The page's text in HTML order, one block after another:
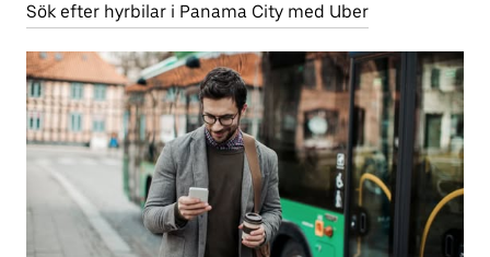
Sök efter hyrbilar i Panama City med Uber